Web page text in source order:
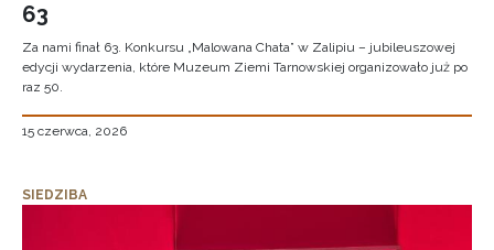
63
Za nami finał 63. Konkursu „Malowana Chata” w Zalipiu – jubileuszowej
edycji wydarzenia, które Muzeum Ziemi Tarnowskiej organizowało już po
raz 50.
15 czerwca, 2026
SIEDZIBA